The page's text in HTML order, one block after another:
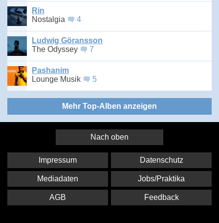
Rin
Nostalgia
4
Ludwig Göransson
The Odyssey
7
Pashanim
Lounge Musik
5
Mehr Top-Alben anzeigen
Nach oben
Impressum Datenschutz
Mediadaten Jobs/Praktika
AGB Feedback